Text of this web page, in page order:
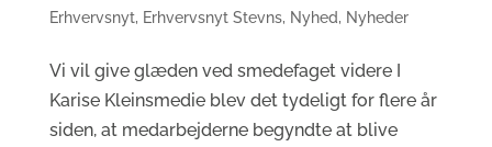
Erhvervsnyt, Erhvervsnyt Stevns, Nyhed, Nyheder
Vi vil give glæden ved smedefaget videre I
Karise Kleinsmedie blev det tydeligt for flere år
siden, at medarbejderne begyndte at blive